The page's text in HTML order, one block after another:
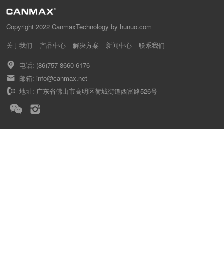
Copyright 2022 CanmaxTechnology by hunuo.com
关于我们
产品中心 解决方案 新闻中心 联系我们
电话: (86)757 8660 6176
邮箱: info@canmax.net
地址: 广东省佛山市高明区荷城街道西富路526号